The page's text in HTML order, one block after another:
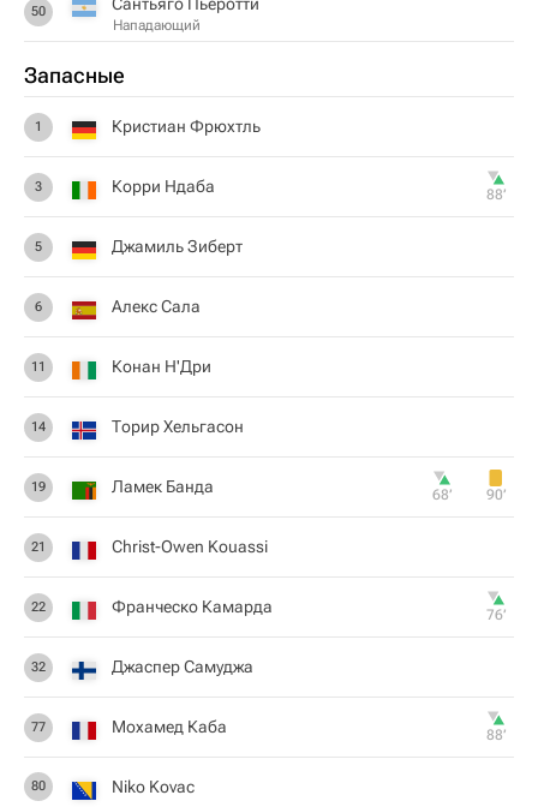
50
Нападающий
Запасные
1 Кристиан Фрюхтль
3 Корри Ндаба 88‎’‎
5 Джамиль Зиберт
6 Алекс Сала
11 Конан Н'Дри
14 Торир Хельгасон
19 Ламек Банда 68‎’‎ 90‎’‎
21 Christ-Owen Kouassi
22 Франческо Камарда 76‎’‎
32 Джаспер Самуджа
77 Мохамед Каба 88‎’‎
80 Niko Kovac